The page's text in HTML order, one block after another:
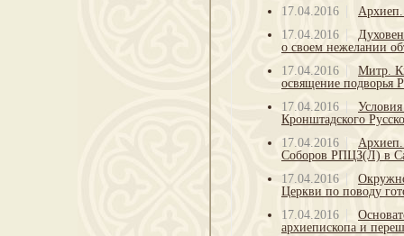
17.04.2016
Архиеп.
17.04.2016
о своем нежелании
17.04.2016
Митр.
освящение подворья
17.04.2016
Кронштадского
17.04.2016
Архиеп.
Соборов РПЦЗ(Л) в
17.04.2016
Церкви по поводу
17.04.2016
архиепископа и